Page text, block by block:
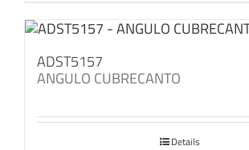
ADST5157
ANGULO CUBRECANTO
Details